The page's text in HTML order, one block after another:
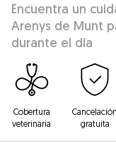
Encuentra un
Arenys de Munt
durante el día
Cobertura
veterinaria
Cancelación
gratuita